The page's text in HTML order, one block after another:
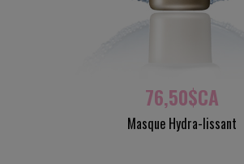
76,50$CA
Masque Hydra-lissant